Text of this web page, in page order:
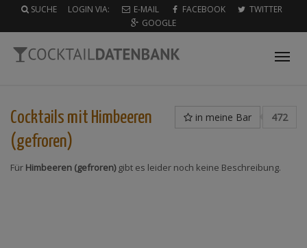
SUCHE LOGIN VIA: E-MAIL FACEBOOK
TWITTER
GOOGLE
in meine Bar 472
Cocktails mit Himbeeren
(gefroren)
Für Himbeeren (gefroren)gibt es leider noch keine Beschreibung.